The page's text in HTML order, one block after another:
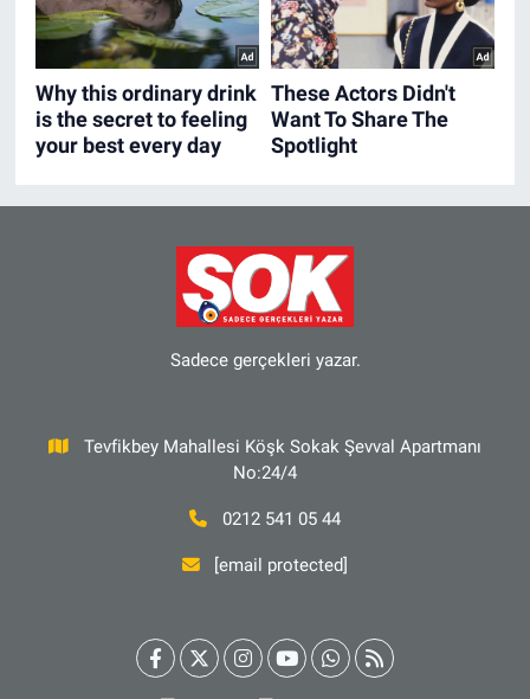
Sadece gerçekleri yazar.
Tevfikbey Mahallesi Köşk Sokak Şevval Apartmanı
No:24/4
0212 541 05 44
[email protected]